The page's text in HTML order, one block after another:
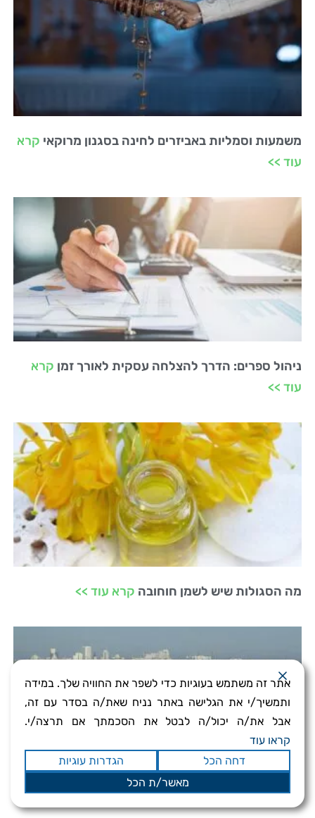
משמעות וסמליות באביזרים לחינה בסגנון מרוקאי קרא
עוד >>
ניהול ספרים: הדרך להצלחה עסקית לאורך זמן קרא
עוד >>
מה הסגולות שיש לשמן חוחובה קרא עוד >>
למה כדאי להשקיע בנדלן בירושליםקרא עוד >>
אתר זה משתמש בעוגיות כדי לשפר את החוויה שלך. במידה
ותמשיך/י את הגלישה באתר נניח שאת/ה בסדר עם זה,
אבל את/ה יכול/ה לבטל את הסכמתך אם תרצה/י.
קראו עוד
דחה הכל
הגדרות עוגיות
מאשר/ת הכל